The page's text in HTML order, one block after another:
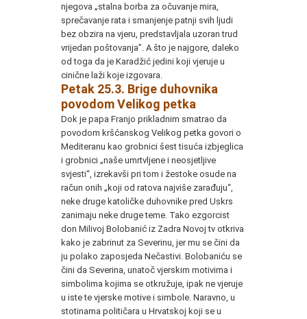
njegova „stalna borba za očuvanje mira,
sprečavanje rata i smanjenje patnji svih ljudi
bez obzira na vjeru, predstavljala uzoran trud
vrijedan poštovanja”. A što je najgore, daleko
od toga da je Karadžić jedini koji vjeruje u
cinične laži koje izgovara.
Petak 25.3. Brige duhovnika
povodom Velikog petka
Dok je papa Franjo prikladnim smatrao da
povodom kršćanskog Velikog petka govori o
Mediteranu kao grobnici šest tisuća izbjeglica
i grobnici „naše umrtvljene i neosjetljive
svjesti“, izrekavši pri tom i žestoke osude na
račun onih „koji od ratova najviše zarađuju“,
neke druge katoličke duhovnike pred Uskrs
zanimaju neke druge teme. Tako ezgorcist
don Milivoj Bolobanić iz Zadra Novoj tv otkriva
kako je zabrinut za Severinu, jer mu se čini da
ju polako zaposjeda Nečastivi. Bolobaniću se
čini da Severina, unatoč vjerskim motivima i
simbolima kojima se otkružuje, ipak ne vjeruje
u iste te vjerske motive i simbole. Naravno, u
stotinama političara u Hrvatskoj koji se u